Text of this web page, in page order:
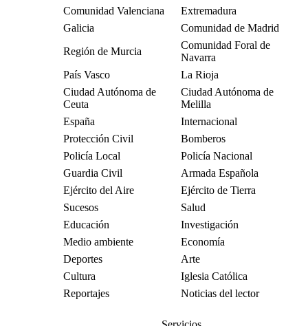
Comunidad Valenciana
Extremadura
Galicia
Comunidad de Madrid
Región de Murcia
Comunidad Foral de
Navarra
País Vasco
La Rioja
Ciudad Autónoma de
Ceuta
Ciudad Autónoma de
Melilla
España
Internacional
Protección Civil
Bomberos
Policía Local
Policía Nacional
Guardia Civil
Armada Española
Ejército del Aire
Ejército de Tierra
Sucesos
Salud
Educación
Investigación
Medio ambiente
Economía
Deportes
Arte
Cultura
Iglesia Católica
Reportajes
Noticias del lector